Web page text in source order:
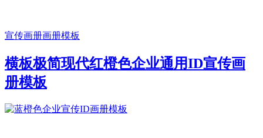
宣传画册画册模板
横板极简现代红橙色企业通用ID宣传画
册模板